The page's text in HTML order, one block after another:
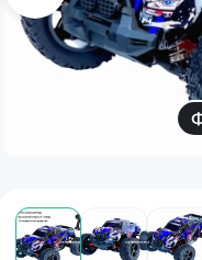
Дополнительный
WhatsApp/Мобильный
Есть вопрос?
Наши соцсети: